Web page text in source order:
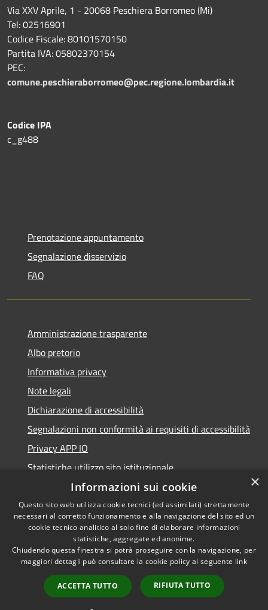
Via XXV Aprile, 1 - 20068 Peschiera Borromeo (Mi)
Tel: 02516901
Codice Fiscale: 80101570150
Partita IVA: 05802370154
PEC:
comune.peschieraborromeo@pec.regione.lombardia.it
Codice IPA
c_g488
Prenotazione appuntamento
Segnalazione disservizio
FAQ
Amministrazione trasparente
Albo pretorio
Informativa privacy
Note legali
Dichiarazione di accessibilità
Segnalazioni non conformità ai requisiti di accessibilità
Privacy APP IO
Statistiche utilizzo sito istituzionale
Qualità dei Servizi Comunali
RSS
Accessibilità
Copyright © 2023 •
Città di Peschiera
Borromeo •
Powered byMunicipium
×
Informazioni sui cookie
Questo sito web utilizza cookie tecnici (ed assimilati) strettamente
necessari al corretto funzionamento e alla navigazione del sito ed un
cookie tecnico analitico al solo fine di elaborare informazioni
statistiche, aggregate ed anonime.
Chiudendo questa finestra si potrà proseguire con la navigazione, per
maggiori dettagli può consultare la cookie policy al seguente link
ACCETTA TUTTO RIFIUTA TUTTO